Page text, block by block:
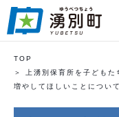
TOP
上湧別保育所を子ども
増やしてほしいことについて